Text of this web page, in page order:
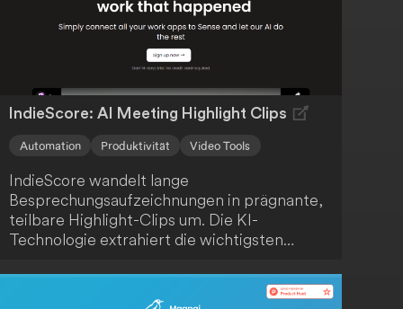
IndieScore: AI Meeting Highlight Clips
Automation Produktivität Video Tools
IndieScore wandelt lange
Besprechungsaufzeichnungen in prägnante,
teilbare Highlight-Clips um. Die KI-
Technologie extrahiert die wichtigsten
Team oder deine Kunden nur mit den
relevantesten Informationen versorgt